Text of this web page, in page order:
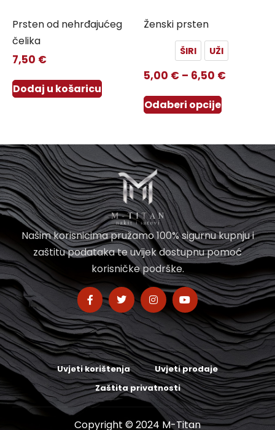
Prsten od nehrđajućeg
čelika
7,50 €
Dodaj u košaricu
Ženski prsten
ŠIRI UŽI
5,00 € – 6,50 €
Odaberi opcije
Našim korisnicima pružamo 100% sigurnu kupnju i
zaštitu podataka te uvijek dostupnu pomoć
korisničke podrške.
Uvjeti korištenja
Uvjeti prodaje
Zaštita privatnosti
Copyright © 2024 M-Titan